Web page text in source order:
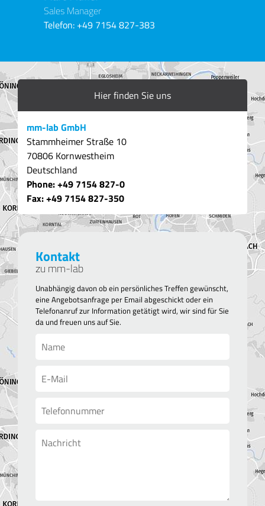
Sales Manager
Telefon: +49 7154 827-383
Hier finden Sie uns
mm-lab GmbH
Stammheimer Straße 10
70806 Kornwestheim
Deutschland
Phone:+49 7154 827-0
Fax: +49 7154 827-350
Kontakt
zu mm-lab
Unabhängig davon ob ein persönliches Treffen gewünscht,
eine Angebotsanfrage per Email abgeschickt oder ein
Telefonanruf zur Information getätigt wird, wir sind für Sie
da und freuen uns auf Sie.